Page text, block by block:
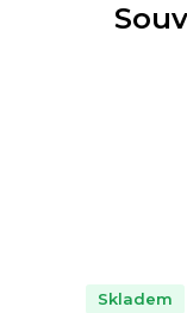
Skladem